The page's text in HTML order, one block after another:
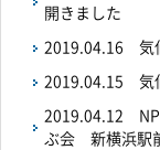
開きました
2019.04.16 気
2019.04.15 気
2019.04.12
ぶ会 新横浜駅